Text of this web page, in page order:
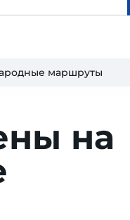
маршруты
на